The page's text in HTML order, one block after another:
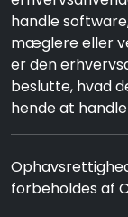
handle
mæglere eller
er den
beslutte, hvad
hende at
forbeholdes af